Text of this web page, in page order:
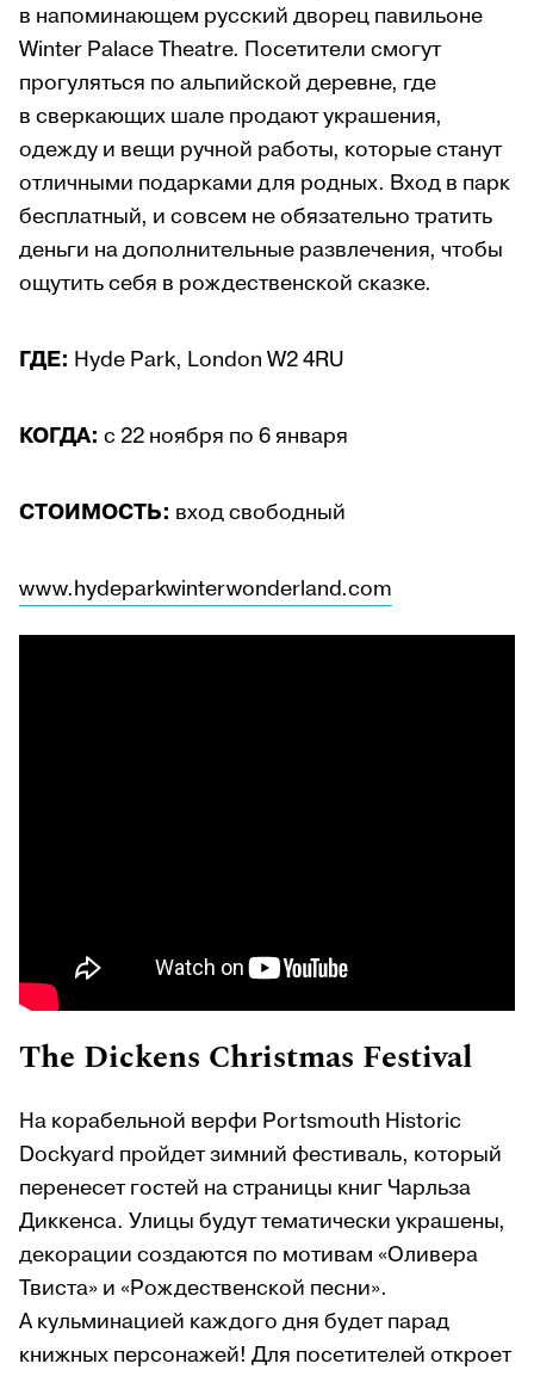
в напоминающем русский дворец павильоне
Winter Palace Theatre. Посетители смогут
прогуляться по альпийской деревне, где
в сверкающих шале продают украшения,
одежду и вещи ручной работы, которые станут
отличными подарками для родных. Вход в парк
бесплатный, и совсем не обязательно тратить
деньги на дополнительные развлечения, чтобы
ощутить себя в рождественской сказке.
ГДЕ: Hyde Park, London W2 4RU
КОГДА: c 22 ноября по 6 января
СТОИМОСТЬ: вход свободный
www.hydeparkwinterwonderland.com
The Dickens Christmas Festival
На корабельной верфи Portsmouth Historic
Dockyard пройдет зимний фестиваль, который
перенесет гостей на страницы книг Чарльза
Диккенса. Улицы будут тематически украшены,
декорации создаются по мотивам «Оливера
Твиста» и «Рождественской песни».
А кульминацией каждого дня будет парад
книжных персонажей! Для посетителей откроет